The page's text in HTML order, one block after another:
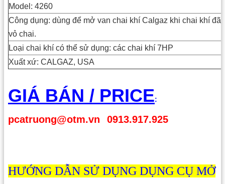
Model: 4260
Công dụng: dùng để mở van chai khí Calgaz khi chai khí
vỏ chai.
Loại chai khí có thể sử dụng: các chai khí 7HP
Xuất xứ: CALGAZ, USA
GIÁ BÁN / PRICE:
pcatruong@otm.vn 0913.917.925
HƯỚNG DẪN SỬ DỤNG DỤNG CỤ MỞ